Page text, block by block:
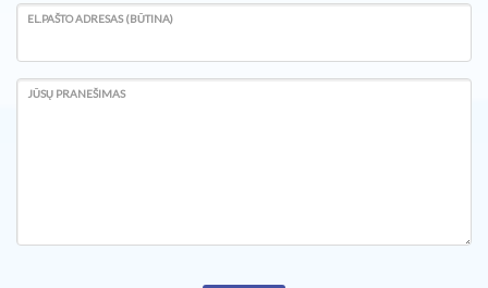
EL.PAŠTO ADRESAS (BŪTINA)
JŪSŲ PRANEŠIMAS